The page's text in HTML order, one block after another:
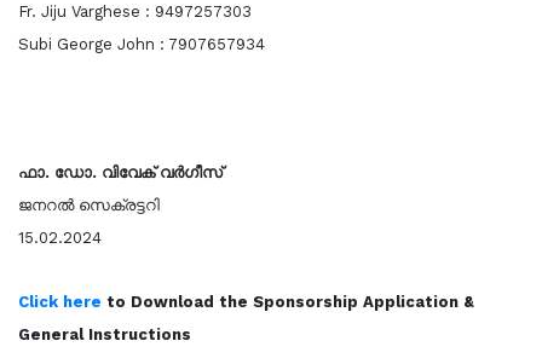
Fr. Jiju Varghese : 9497257303
Subi George John : 7907657934
ഫാ. ഡോ. വിവേക് വർഗീസ്
ജനറൽ സെക്രട്ടറി
15.02.2024
Click here to Download the Sponsorship Application &
General Instructions